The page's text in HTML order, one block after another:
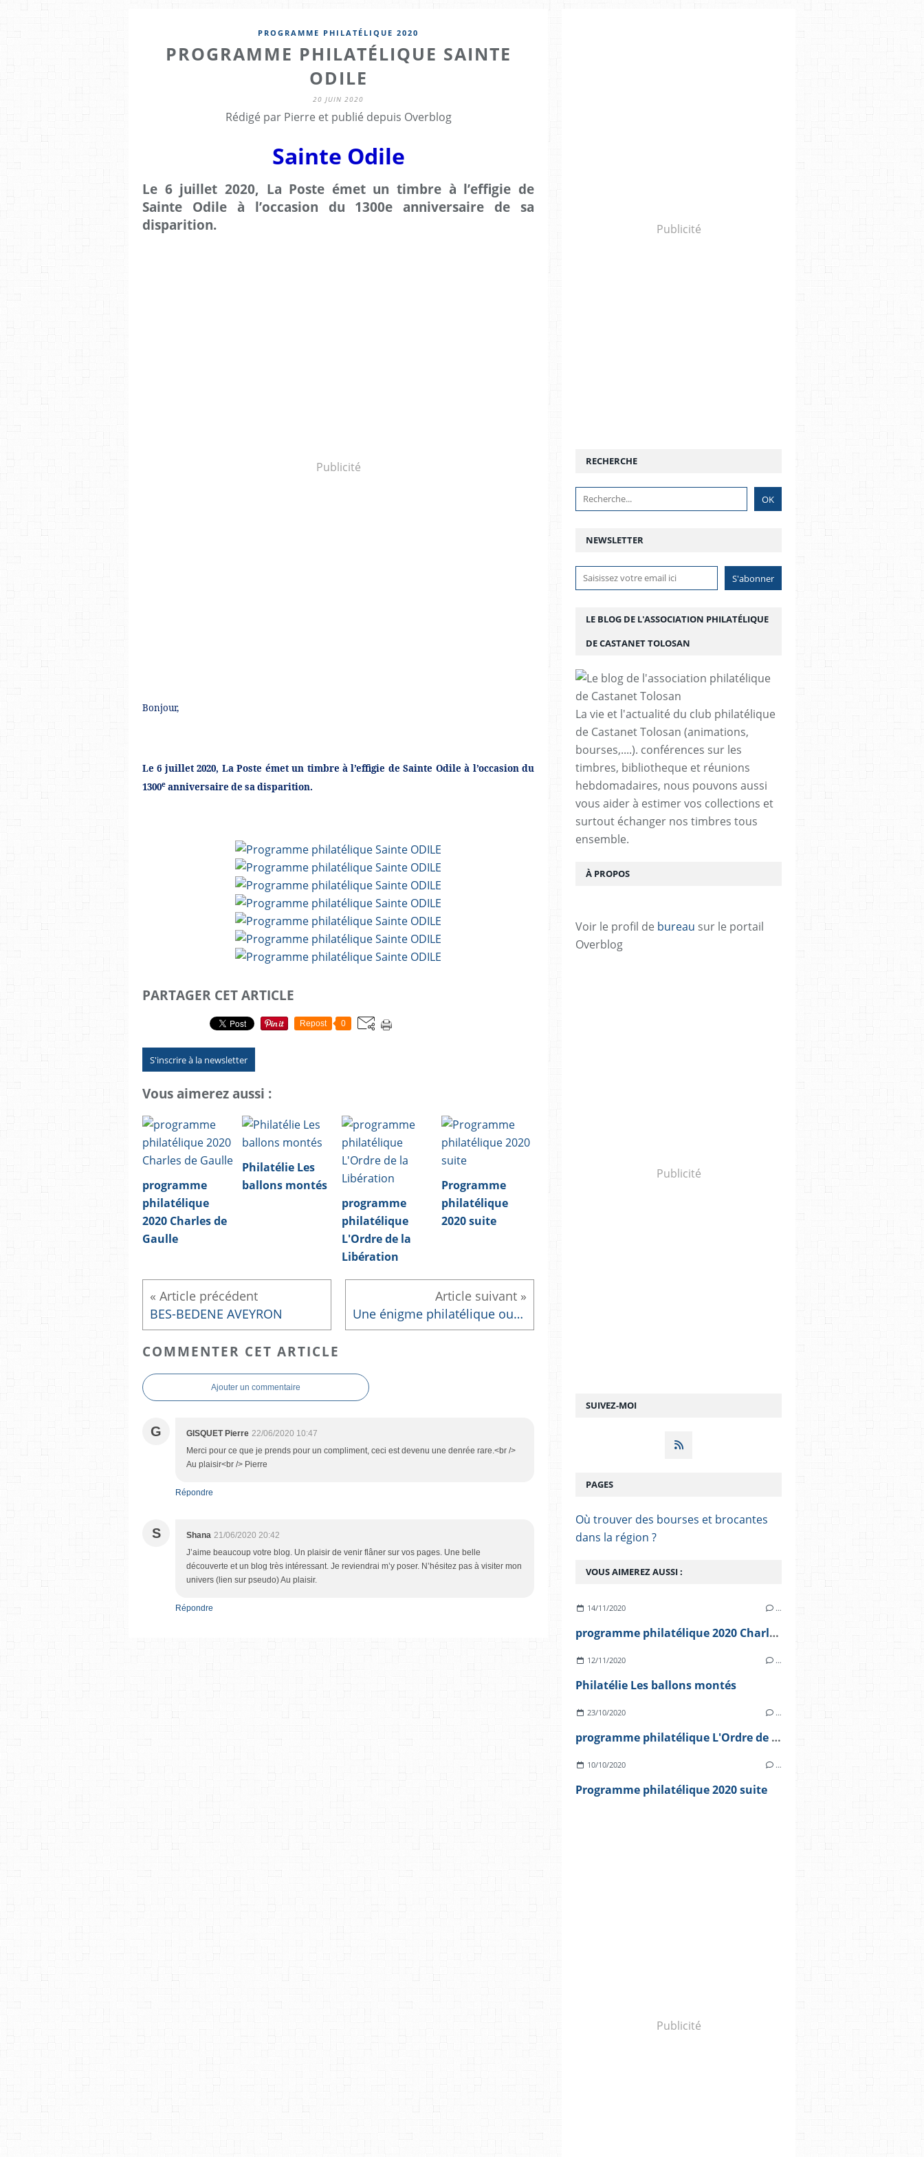
PROGRAMME PHILATÉLIQUE 2020
PROGRAMME PHILATÉLIQUE SAINTE
ODILE
20 JUIN 2020
Rédigé par Pierre et publié depuis Overblog
Sainte Odile
Le 6 juillet 2020, La Poste émet un timbre à l’effigie de
Sainte Odile à l’occasion du 1300e anniversaire de sa
disparition.
Publicité
Bonjour,
Le 6 juillet 2020, La Poste émet un timbre à l’effigie de Sainte Odile à l’occasion du
1300e anniversaire de sa disparition.
PARTAGER CET ARTICLE
Repost 0
S'inscrire à la newsletter
Vous aimerez aussi :
programme
philatélique
2020 Charles de
Gaulle
Philatélie Les
ballons montés
programme
philatélique
L'Ordre de la
Libération
Programme
philatélique
2020 suite
BES-BEDENE AVEYRON Une énigme philatélique ouvrage de M. André Gély
COMMENTER CET ARTICLE
Ajouter un commentaire
G GISQUET Pierre 22/06/2020 10:47
Merci pour ce que je prends pour un compliment, ceci est devenu une denrée rare.<br />
Au plaisir<br /> Pierre
Répondre
S Shana 21/06/2020 20:42
J’aime beaucoup votre blog. Un plaisir de venir flâner sur vos pages. Une belle
découverte et un blog très intéressant. Je reviendrai m’y poser. N’hésitez pas à visiter mon
univers (lien sur pseudo) Au plaisir.
Répondre
Publicité
NEWSLETTER
SUIVEZ-MOI
RECHERCHE
LE BLOG DE L'ASSOCIATION PHILATÉLIQUE
DE CASTANET TOLOSAN
La vie et l'actualité du club philatélique
de Castanet Tolosan (animations,
bourses,....). conférences sur les
timbres, bibliotheque et réunions
hebdomadaires, nous pouvons aussi
vous aider à estimer vos collections et
surtout échanger nos timbres tous
ensemble.
À PROPOS
Voir le profil de bureau sur le portail
Overblog
Publicité
VOUS AIMEREZ AUSSI :
14/11/2020 …
programme philatélique 2020 Charles de Gaulle
12/11/2020 …
Philatélie Les ballons montés
23/10/2020 …
programme philatélique L'Ordre de la Libération
10/10/2020 …
Programme philatélique 2020 suite
PAGES
Où trouver des bourses et brocantes
dans la région ?
Publicité